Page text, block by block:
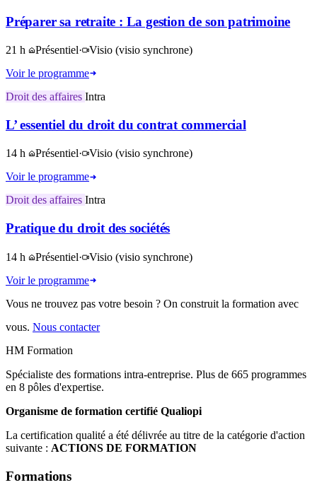
Préparer sa retraite : La gestion de son patrimoine
21 h Présentiel· Visio (visio synchrone)
Voir le programme
Droit des affaires Intra
L’ essentiel du droit du contrat commercial
14 h Présentiel· Visio (visio synchrone)
Voir le programme
Droit des affaires Intra
Pratique du droit des sociétés
14 h Présentiel· Visio (visio synchrone)
Voir le programme
Vous ne trouvez pas votre besoin ? On construit la formation avec
vous. Nous contacter
HM Formation
Spécialiste des formations intra-entreprise. Plus de 665 programmes
en 8 pôles d'expertise.
Organisme de formation certifié Qualiopi
La certification qualité a été délivrée au titre de la catégorie d'action
suivante : ACTIONS DE FORMATION
Formations